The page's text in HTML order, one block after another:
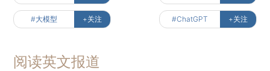
#大模型 +关注 #ChatGPT +关注
阅读英文报道